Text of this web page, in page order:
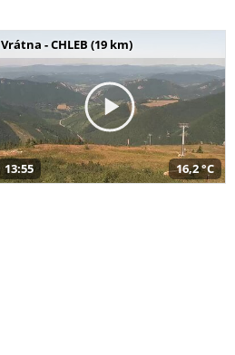
Vrátna - CHLEB (19 km)
13:55 16,2 °C